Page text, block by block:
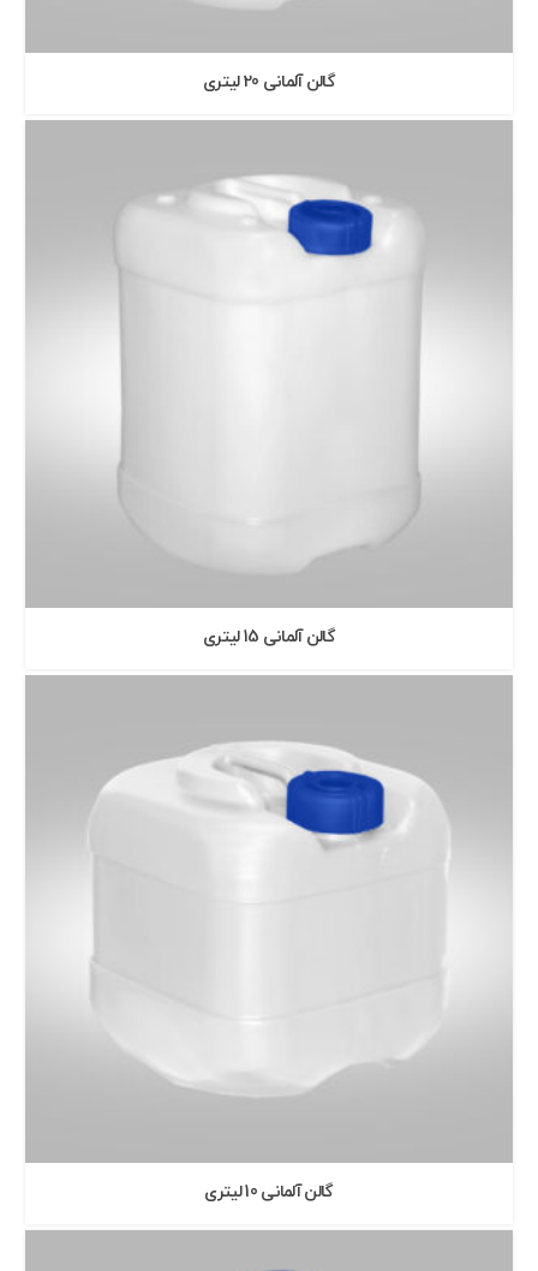
گالن آلمانی 20 ليتری
گالن آلمانی 15 ليتری
گالن آلمانی 10 ليتری